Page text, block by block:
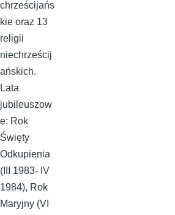
chrześcijańs
kie oraz 13
religii
niechrześcij
ańskich.
Lata
jubileuszow
e: Rok
Święty
Odkupienia
(III 1983- IV
1984), Rok
Maryjny (VI